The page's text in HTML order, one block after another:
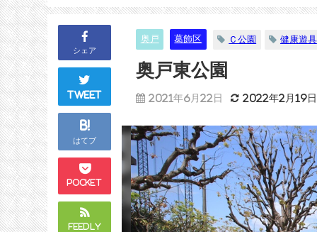
シェア
Tweet
B!
はてブ
Pocket
Feedly
奥戸 葛飾区 Ｃ公園 健康遊具
奥戸東公園
2021年6月22日 2022年2月19日